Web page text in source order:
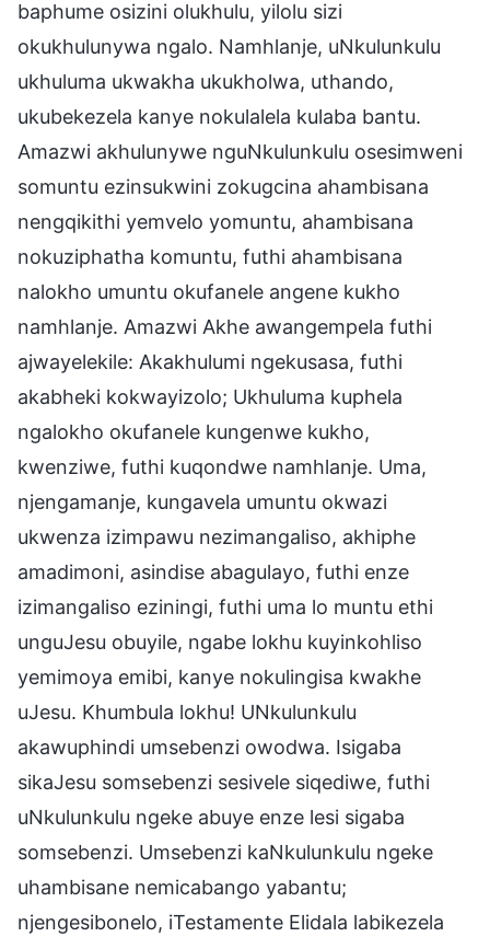
baphume osizini olukhulu, yilolu sizi
okukhulunywa ngalo. Namhlanje, uNkulunkulu
ukhuluma ukwakha ukukholwa, uthando,
ukubekezela kanye nokulalela kulaba bantu.
Amazwi akhulunywe nguNkulunkulu osesimweni
somuntu ezinsukwini zokugcina ahambisana
nengqikithi yemvelo yomuntu, ahambisana
nokuziphatha komuntu, futhi ahambisana
nalokho umuntu okufanele angene kukho
namhlanje. Amazwi Akhe awangempela futhi
ajwayelekile: Akakhulumi ngekusasa, futhi
akabheki kokwayizolo; Ukhuluma kuphela
ngalokho okufanele kungenwe kukho,
kwenziwe, futhi kuqondwe namhlanje. Uma,
njengamanje, kungavela umuntu okwazi
ukwenza izimpawu nezimangaliso, akhiphe
amadimoni, asindise abagulayo, futhi enze
izimangaliso eziningi, futhi uma lo muntu ethi
unguJesu obuyile, ngabe lokhu kuyinkohliso
yemimoya emibi, kanye nokulingisa kwakhe
uJesu. Khumbula lokhu! UNkulunkulu
akawuphindi umsebenzi owodwa. Isigaba
sikaJesu somsebenzi sesivele siqediwe, futhi
uNkulunkulu ngeke abuye enze lesi sigaba
somsebenzi. Umsebenzi kaNkulunkulu ngeke
uhambisane nemicabango yabantu;
njengesibonelo, iTestamente Elidala labikezela